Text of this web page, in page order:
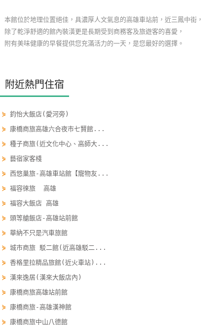
顧
客
滿
單
管
會
員
戶
服
聯
絡
單
本館位於地理位置絕佳，具濃厚人文氣息的高雄車站前，近三鳳中街，
除了乾淨舒適的館內裝潢更是長期受到商務客及旅遊客的喜愛，
附有美味健康的早餐提供您充滿活力的一天，是您最好的選擇。
附近熱門住宿
⋟鈞怡大飯店(愛河旁)
⋟ 康橋商旅高雄六合夜市七賢館...
⋟種子商旅(近文化中心、高師大...
⋟藝宿家客棧
⋟西悠巢旅-高雄車站館【寵物友...
⋟福容徠旅 高雄
⋟福容大飯店 高雄
⋟頭等艙飯店-高雄站前館
⋟華納不只是汽車旅館
⋟城市商旅 駁二館(近高雄駁二...
⋟香格里拉精品旅館(近火車站)...
⋟漢來逸居(漢來大飯店內)
⋟ 康橋商旅高雄站前館
⋟ 康橋商旅-高雄漢神館
⋟ 康橋商旅中山八德館